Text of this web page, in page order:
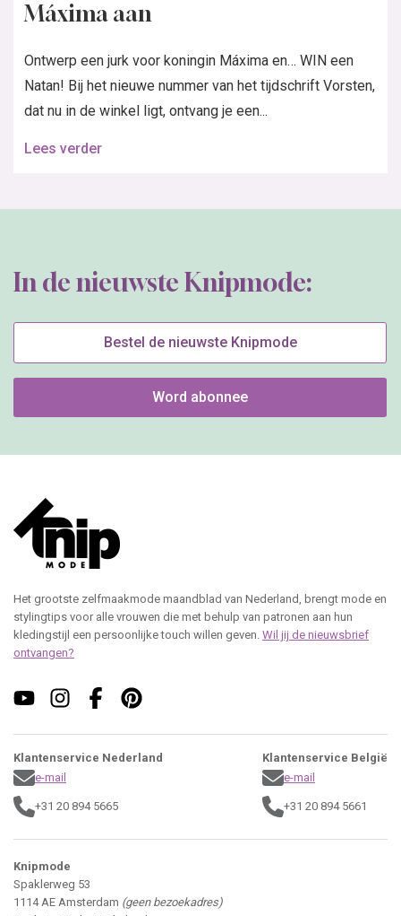
Máxima aan
Ontwerp een jurk voor koningin Máxima en… WIN een
Natan! Bij het nieuwe nummer van het tijdschrift Vorsten,
dat nu in de winkel ligt, ontvang je een...
Lees verder
In de nieuwste Knipmode:
Bestel de nieuwste Knipmode
Word abonnee
Het grootste zelfmaakmode maandblad van Nederland, brengt mode en
stylingtips voor alle vrouwen die met behulp van patronen aan hun
kledingstijl een persoonlijke touch willen geven. Wil jij de nieuwsbrief
ontvangen?
Klantenservice Nederland
e-mail
+31 20 894 5665
Klantenservice België
e-mail
+31 20 894 5661
Knipmode
Spaklerweg 53
1114 AE Amsterdam (geen bezoekadres)